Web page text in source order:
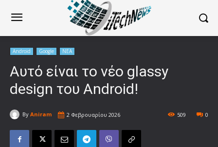
Android Google ΝΕΑ
Αυτό είναι το νέο glassy
design του Android!
By Aniram 2 Φεβρουαρίου 2026 0
509